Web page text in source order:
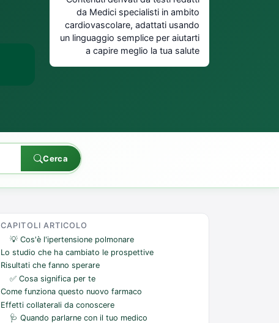
da Medici specialisti in ambito
cardiovascolare, adattati usando
un linguaggio semplice per aiutarti
a capire meglio la tua salute
Cerca
CAPITOLI ARTICOLO
💡 Cos'è l'ipertensione polmonare
Lo studio che ha cambiato le prospettive
Risultati che fanno sperare
✅ Cosa significa per te
Come funziona questo nuovo farmaco
Effetti collaterali da conoscere
🩺 Quando parlarne con il tuo medico